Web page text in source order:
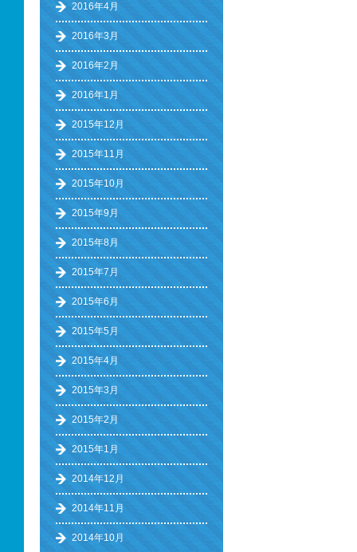
2016年4月
2016年3月
2016年2月
2016年1月
2015年12月
2015年11月
2015年10月
2015年9月
2015年8月
2015年7月
2015年6月
2015年5月
2015年4月
2015年3月
2015年2月
2015年1月
2014年12月
2014年11月
2014年10月